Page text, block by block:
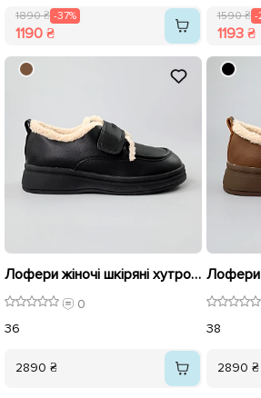
1890 ₴ -37%
1190 ₴
1590 ₴ -
1193 ₴
Лофери жіночі шкіряні хутро 589625 Чорні
0
36
2890 ₴
38
2890 ₴